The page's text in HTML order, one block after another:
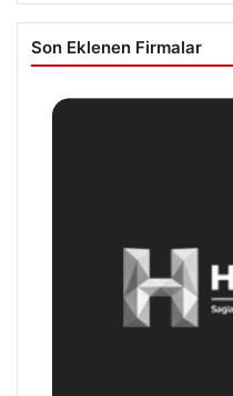
Son Eklenen Firmalar